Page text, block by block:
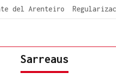
del Arenteiro
Sarreaus